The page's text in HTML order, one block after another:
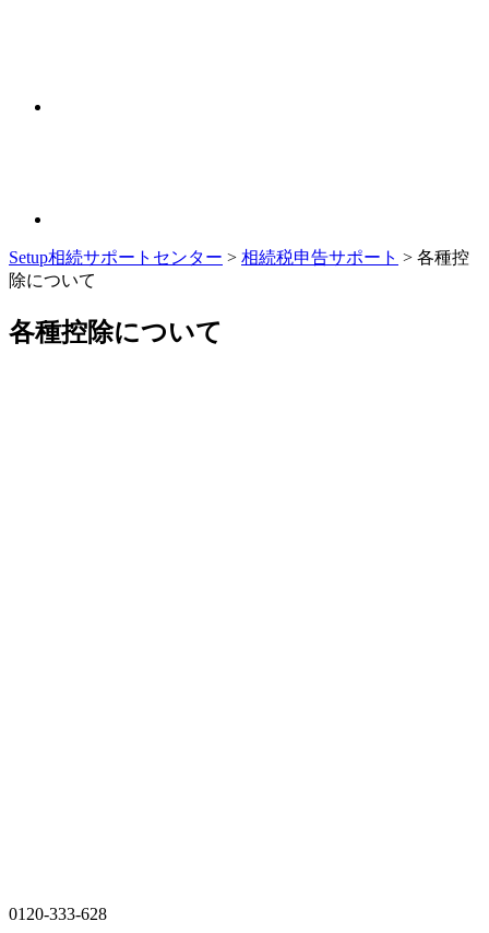
Setup相続サポートセンター > 相続税申告サポート > 各種控
除について
各種控除について
0120-333-628